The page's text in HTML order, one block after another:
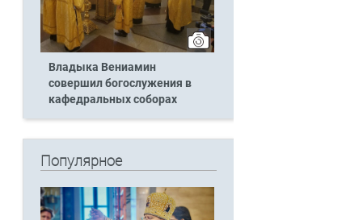
Владыка Вениамин
совершил богослужения в
кафедральных соборах
Популярное